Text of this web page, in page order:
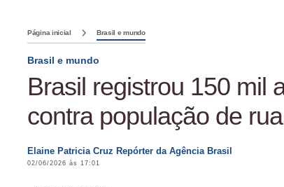
Página inicial Brasil e mundo
Brasil e mundo
Brasil registrou 150 mil
contra população de
Elaine Patricia Cruz Repórter da Agência Brasil
02/06/2026 às 17:01